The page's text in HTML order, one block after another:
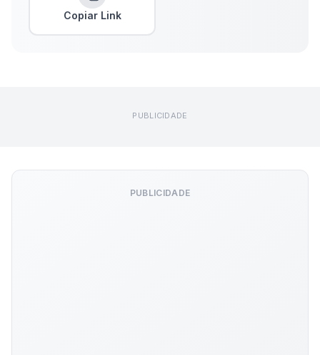
Copiar Link
PUBLICIDADE
PUBLICIDADE